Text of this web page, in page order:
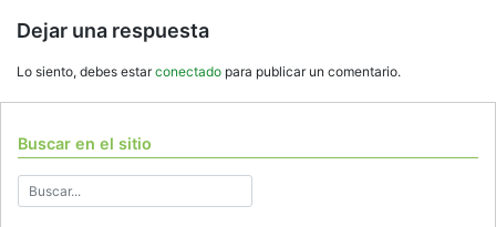
entradas
Dejar una respuesta
Lo siento, debes estarconectado para publicar un comentario.
Buscar en el sitio